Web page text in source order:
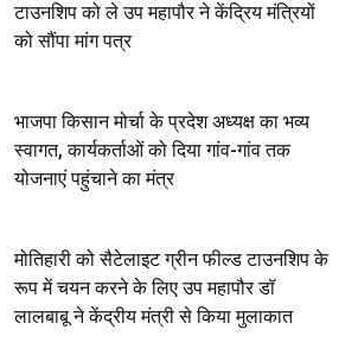
टाउनशिप को ले उप महापौर ने केंद्रिय मंत्रियों
को सौंपा मांग पत्र
भाजपा किसान मोर्चा के प्रदेश अध्यक्ष का भव्य
स्वागत, कार्यकर्ताओं को दिया गांव-गांव तक
योजनाएं पहुंचाने का मंत्र
मोतिहारी को सैटेलाइट ग्रीन फील्ड टाउनशिप के
रूप में चयन करने के लिए उप महापौर डॉ
लालबाबू ने केंद्रीय मंत्री से किया मुलाकात